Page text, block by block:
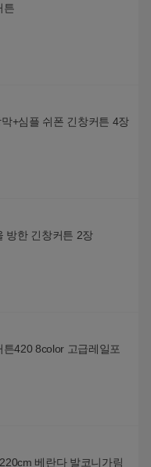
튼
+심플 쉬폰 긴창커튼 4장
방한 긴창커튼 2장
420 8color 고급레일포
베란다 발코니가림